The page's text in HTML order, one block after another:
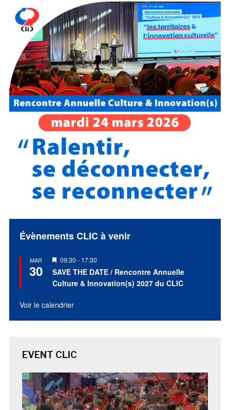
Évènements CLIC à venir
MAR
30
Mis
en
avant
09:30 - 17:30
SAVE THE DATE / Rencontre Annuelle
Culture & Innovation(s) 2027 du CLIC
Voir le calendrier
EVENT CLIC